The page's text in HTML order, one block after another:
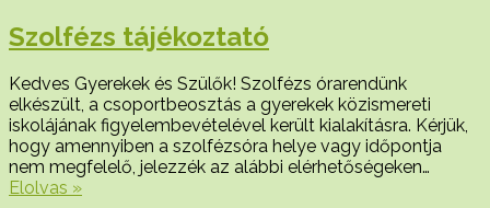
Szolfézs tájékoztató
Kedves Gyerekek és Szülők! Szolfézs órarendünk
elkészült, a csoportbeosztás a gyerekek közismereti
iskolájának figyelembevételével került kialakításra. Kérjük,
hogy amennyiben a szolfézsóra helye vagy időpontja
nem megfelelő, jelezzék az alábbi elérhetőségeken…
Elolvas »